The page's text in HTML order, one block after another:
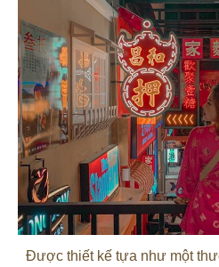
Được thiết kế tựa như một